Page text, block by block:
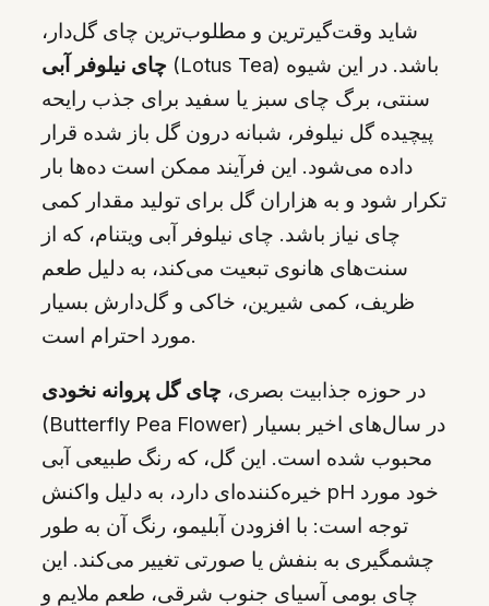
شاید وقت‌گیرترین و مطلوب‌ترین چای گل‌دار،
چای نیلوفر آبی (Lotus Tea) باشد. در این شیوه
سنتی، برگ چای سبز یا سفید برای جذب رایحه
پیچیده گل نیلوفر، شبانه درون گل باز شده قرار
داده می‌شود. این فرآیند ممکن است ده‌ها بار
تکرار شود و به هزاران گل برای تولید مقدار کمی
چای نیاز باشد. چای نیلوفر آبی ویتنام، که از
سنت‌های هانوی تبعیت می‌کند، به دلیل طعم
ظریف، کمی شیرین، خاکی و گل‌دارش بسیار
مورد احترام است.
در حوزه جذابیت بصری، چای گل پروانه نخودی
(Butterfly Pea Flower) در سال‌های اخیر بسیار
محبوب شده است. این گل، که رنگ طبیعی آبی
خیره‌کننده‌ای دارد، به دلیل واکنش pH خود مورد
توجه است: با افزودن آبلیمو، رنگ آن به طور
چشمگیری به بنفش یا صورتی تغییر می‌کند. این
چای بومی آسیای جنوب شرقی، طعم ملایم و